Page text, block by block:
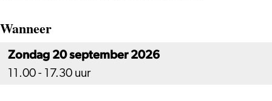
Wanneer
Zondag 20 september 2026
11.00 - 17.30 uur